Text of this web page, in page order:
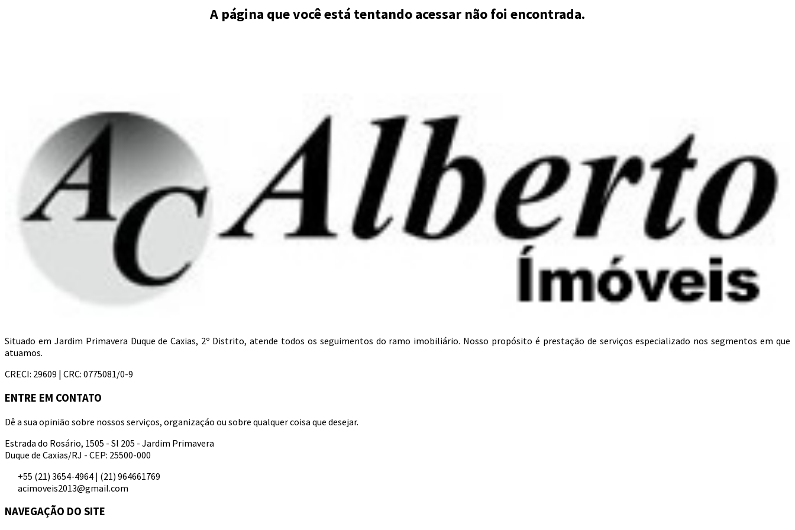
A página que você está tentando acessar não foi encontrada.
Situado em Jardim Primavera Duque de Caxias, 2º Distrito, atende todos os seguimentos do ramo imobiliário. Nosso propósito é prestação de serviços especializado nos segmentos em que
atuamos.
CRECI: 29609 | CRC: 0775081/0-9
ENTRE EM CONTATO
Dê a sua opinião sobre nossos serviços, organizaçáo ou sobre qualquer coisa que desejar.
Estrada do Rosário, 1505 - Sl 205 - Jardim Primavera
Duque de Caxias/RJ - CEP: 25500-000
+55 (21) 3654-4964 | (21) 964661769
acimoveis2013@gmail.com
NAVEGAÇÃO DO SITE